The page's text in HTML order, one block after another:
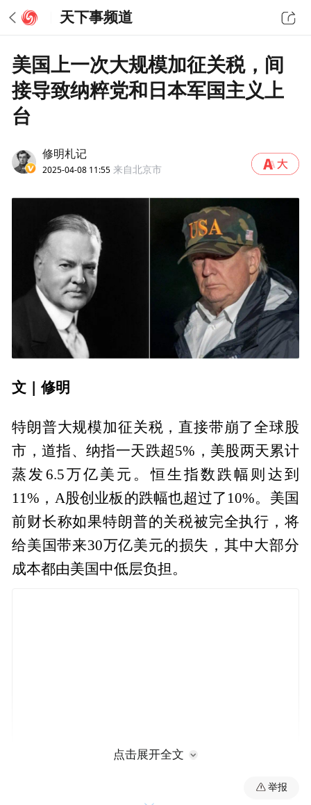
天下事频道
美国上一次大规模加征关税，间
接导致纳粹党和日本军国主义上
台
修明札记
2025-04-08 11:55 来自北京市
文 | 修明
特朗普大规模加征关税，直接带崩了全球股
市，道指、纳指一天跌超5%，美股两天累计
蒸发6.5万亿美元。恒生指数跌幅则达到
11%，A股创业板的跌幅也超过了10%。美国
前财长称如果特朗普的关税被完全执行，将
给美国带来30万亿美元的损失，其中大部分
成本都由美国中低层负担。
点击展开全文
举报